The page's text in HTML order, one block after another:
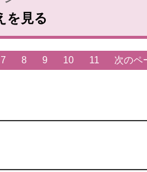
を見る
7 8 9 10 11 次のペ